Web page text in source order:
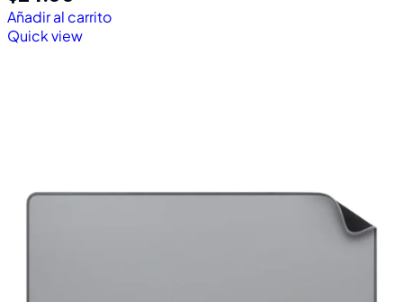
Añadir al carrito
Quick view